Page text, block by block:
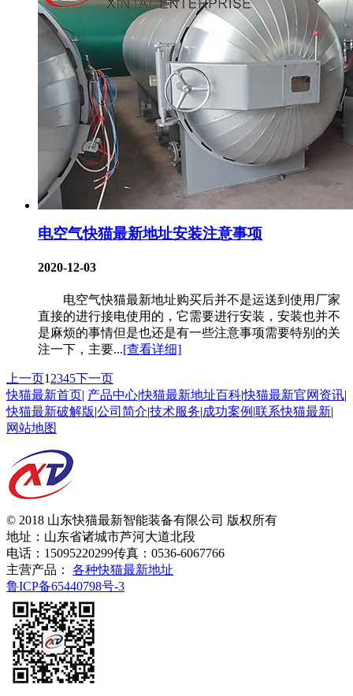
电空气快猫最新地址安装注意事项
2020-12-03
电空气快猫最新地址购买后并不是运送到使用厂家
直接的进行接电使用的，它需要进行安装，安装也并不
是麻烦的事情但是也还是有一些注意事项需要特别的关
注一下，主要...[查看详细]
上一页1 2345下一页
快猫最新首页| 产品中心|快猫最新地址百科|快猫最新官网资讯|
快猫最新破解版|公司简介|技术服务|成功案例 |联系快猫最新|
网站地图
© 2018 山东快猫最新智能装备有限公司 版权所有
地址：山东省诸城市芦河大道北段
电话：15095220299传真：0536-6067766
主营产品： 各种快猫最新地址
鲁ICP备65440798号-3